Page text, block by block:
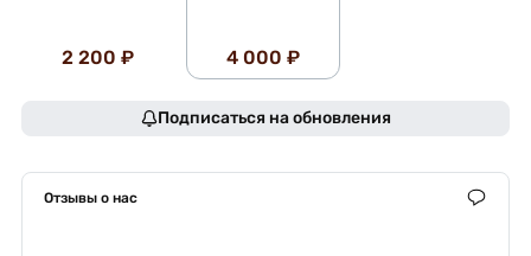
2 200 ₽ 4 000 ₽
Подписаться на обновления
Отзывы о нас